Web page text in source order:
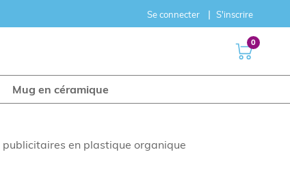
Se connecter S'inscrire
0
Mug en céramique
publicitaires en plastique organique